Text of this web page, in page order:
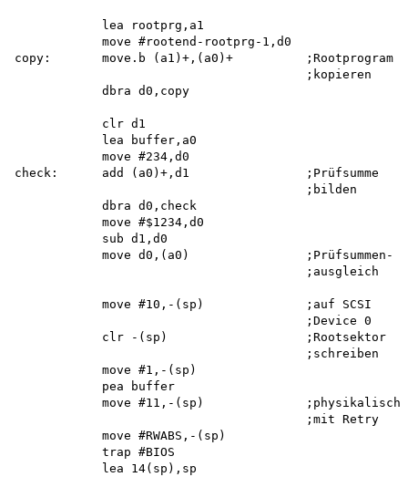
            lea rootprg,a1
            move #rootend-rootprg-1,d0
copy:       move.b (a1)+,(a0)+          ;Rootprogram
                                        ;kopieren
            dbra d0,copy
            clr d1
            lea buffer,a0
            move #234,d0
check:      add (a0)+,d1                ;Prüfsumme
                                        ;bilden
            dbra d0,check
            move #$1234,d0
            sub d1,d0
            move d0,(a0)                ;Prüfsummen-
                                        ;ausgleich
            move #10,-(sp)              ;auf SCSI
                                        ;Device 0
            clr -(sp)                   ;Rootsektor
                                        ;schreiben
            move #1,-(sp)
            pea buffer
            move #11,-(sp)              ;physikalisch
                                        ;mit Retry
            move #RWABS,-(sp)
            trap #BIOS
            lea 14(sp),sp